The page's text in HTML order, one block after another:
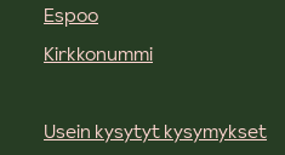
Espoo
Kirkkonummi
Usein kysytyt kysymykset